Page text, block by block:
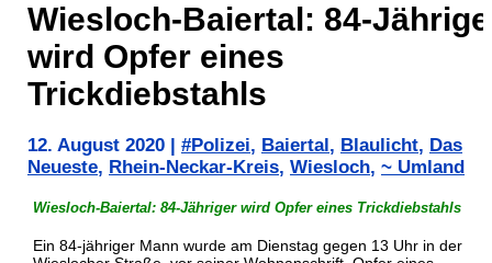
Wiesloch-Baiertal: 84-
wird Opfer eines
Trickdiebstahls
12. August 2020 #Polizei, Baiertal , Blaulicht, Das
Neueste, Rhein-Neckar-Kreis, Wiesloch, ~ Umland
Wiesloch-Baiertal: 84-Jähriger wird Opfer eines Trickdiebstahls
Ein 84-jähriger Mann wurde am Dienstag gegen 13 Uhr in der